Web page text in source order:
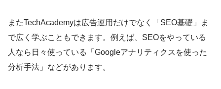
またTechAcademyは広告運用だけでなく「SEO基礎」ま
で広く学ぶこともできます。例えば、SEOをやっている
人なら日々使っている「Googleアナリティクスを使った
分析手法」などがあります。